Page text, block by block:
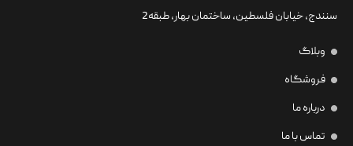
سنندج، خیابان فلسطین،‌ ساختمان بهار، طبقه2
وبلاگ
فروشگاه
درباره ما
تماس با ما